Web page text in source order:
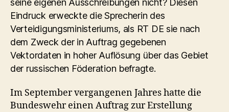
Eindruck erweckte die Sprecherin des
Verteidigungsministeriums, als RT DE sie nach
dem Zweck der in Auftrag gegebenen
Vektordaten in hoher Auflösung über das Gebiet
der russischen Föderation befragte.
Im September vergangenen Jahres hatte die
Bundeswehr einen Auftrag zur Erstellung